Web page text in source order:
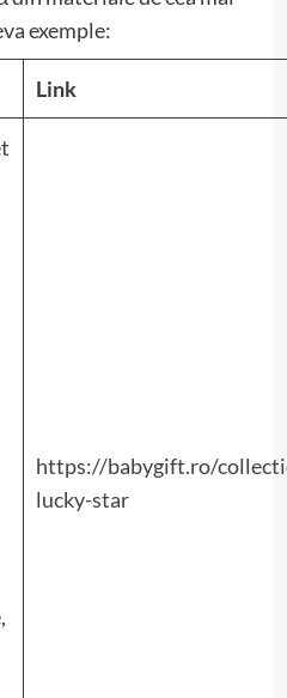
exemple:
Link
https://babygift.ro/
lucky-star